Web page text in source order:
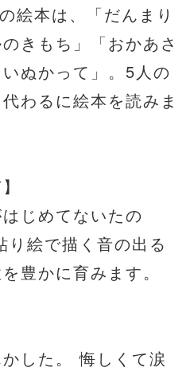
絵本は、「だんまり
きもち」「おかあさ
ぬかって」。5人の
わるに絵本を読みま
じめてないたの
絵で描く音の出る
豊かに育みます。
した。 悔しくて涙